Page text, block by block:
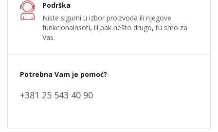
Podrška
Niste sigurni u izbor proizvoda ili njegove
funkcionalnsoti, ili pak nešto drugo, tu smo za
Vas.
Potrebna Vam je pomoć?
+381 25 543 40 90